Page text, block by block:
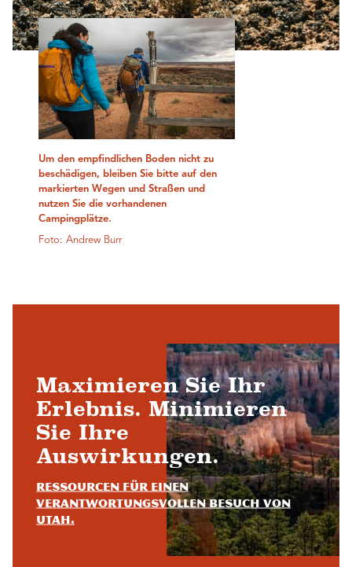
Um den empfindlichen Boden nicht zu
beschädigen, bleiben Sie bitte auf den
markierten Wegen und Straßen und
nutzen Sie die vorhandenen
Campingplätze.
Foto: Andrew Burr
Maximieren Sie Ihr
Erlebnis. Minimieren
Sie Ihre
Auswirkungen.
Ressourcen für einen
verantwortungsvollen Besuch von
Utah.